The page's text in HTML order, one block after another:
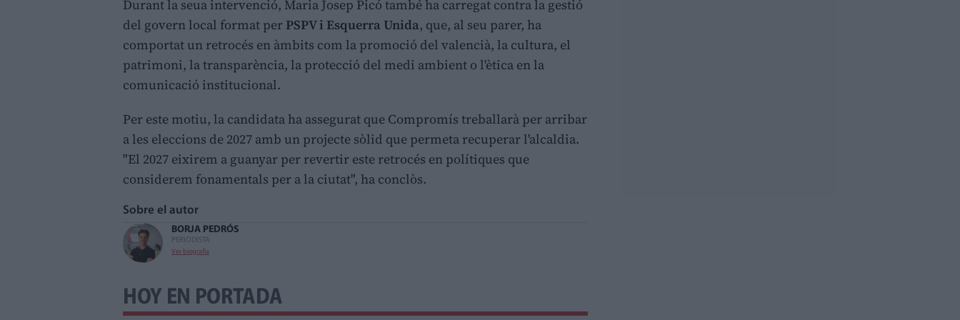
Durant la seua intervenció, Maria Josep Picó també ha carregat contra la gestió
del govern local format per PSPV i Esquerra Unida, que, al seu parer, ha
comportat un retrocés en àmbits com la promoció del valencià, la cultura, el
patrimoni, la transparència, la protecció del medi ambient o l'ètica en la
comunicació institucional.
Per este motiu, la candidata ha assegurat que Compromís treballarà per arribar
a les eleccions de 2027 amb un projecte sòlid que permeta recuperar l'alcaldia.
"El 2027 eixirem a guanyar per revertir este retrocés en polítiques que
considerem fonamentals per a la ciutat", ha conclòs.
Sobre el autor
BORJA PEDRÓS
PERIODISTA
Ver biografía
HOY EN PORTADA